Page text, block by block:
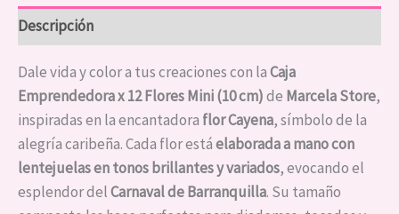
Descripción
Dale vida y color a tus creaciones con laCaja
Emprendedora x 12 Flores Mini (10 cm)de Marcela Store,
inspiradas en la encantadora flor Cayena, símbolo de la
alegría caribeña. Cada flor estáelaborada a mano con
lentejuelas en tonos brillantes y variados, evocando el
esplendor delCarnaval de Barranquilla. Su tamaño